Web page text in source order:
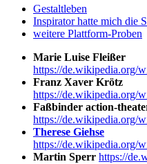
Gestaltleben
Inspirator hatte mich die
weitere Plattform-Proben
Marie Luise Fleißer
https://de.wikipedia.org/
Franz Xaver Krötz
https://de.wikipedia.org/
Faßbinder action-
https://de.wikipedia.org/
Therese Giehse
https://de.wikipedia.org/
Martin Sperr https://